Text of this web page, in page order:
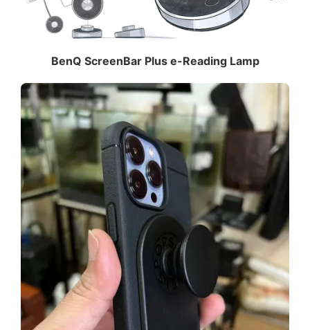
BenQ ScreenBar Plus e-Reading Lamp